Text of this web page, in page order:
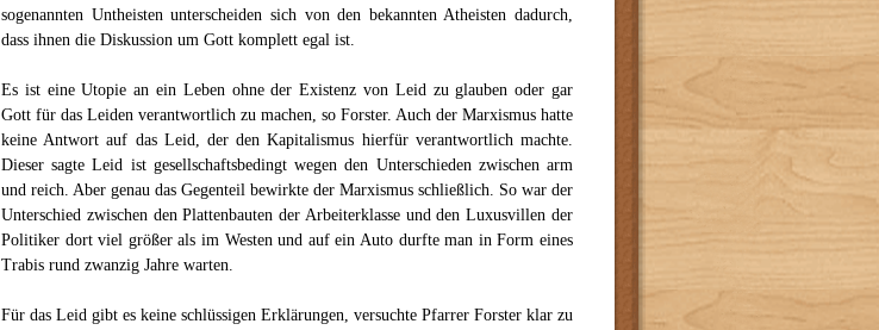
sogenannten Untheisten unterscheiden sich von den bekannten Atheisten dadurch,
dass ihnen die Diskussion um Gott komplett egal ist.
Es ist eine Utopie an ein Leben ohne der Existenz von Leid zu glauben oder gar
Gott für das Leiden verantwortlich zu machen, so Forster. Auch der Marxismus hatte
keine Antwort auf das Leid, der den Kapitalismus hierfür verantwortlich machte.
Dieser sagte Leid ist gesellschaftsbedingt wegen den Unterschieden zwischen arm
und reich. Aber genau das Gegenteil bewirkte der Marxismus schließlich. So war der
Unterschied zwischen den Plattenbauten der Arbeiterklasse und den Luxusvillen der
Politiker dort viel größer als im Westen und auf ein Auto durfte man in Form eines
Trabis rund zwanzig Jahre warten.
Für das Leid gibt es keine schlüssigen Erklärungen, versuchte Pfarrer Forster klar zu